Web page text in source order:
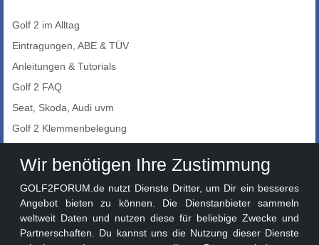
Golf 2 im Alltag
Eintragungen, ABE & TÜV
Anleitungen & Tutorials
Golf 2 FAQ
Seat, Skoda, Audi uvm
Golf 2 Klemmenbelegung
Auto-Showroom
Golf 2 Lackcodes
Sonderversionen
Wir benötigen Ihre Zustimmung
GOLF2FORUM.de nutzt Dienste Dritter, um Dir ein besseres
Angebot bieten zu können. Die Dienstanbieter sammeln
weltweit Daten und nutzen diese für beliebige Zwecke und
Partnerschaften. Du kannst uns die Nutzung dieser Dienste